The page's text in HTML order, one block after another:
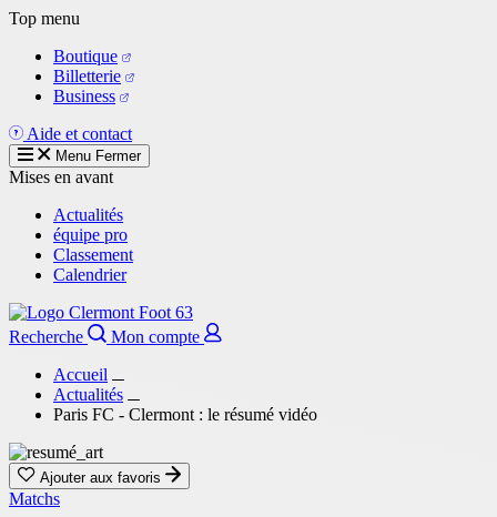
Aller
contenu
principal
Top menu
Boutique
Billetterie
Business
Aide et contact
Menu Fermer
Mises en avant
Actualités
équipe pro
Classement
Calendrier
Recherche
Mon compte
Accueil
Actualités
Paris FC - Clermont : le résumé vidéo
Ajouter aux favoris
Matchs